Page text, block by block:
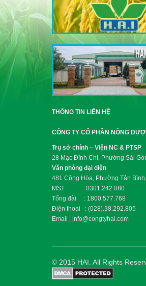
THÔNG TIN LIÊN HỆ
CÔNG TY CỔ PHẦN NÔNG
Trụ sở chính – Viện NC & PTSP
28 Mạc Đĩnh Chi, Phường Sài
Văn phòng đại diện
481 Cộng Hòa, Phường Tân Bình,
MST : 0301.242.080
Tổng đài : 1800.577.768
Điện thoại : (028).38.292.805
Email : info@congtyhai.com
© 2015 HAI. All Rights